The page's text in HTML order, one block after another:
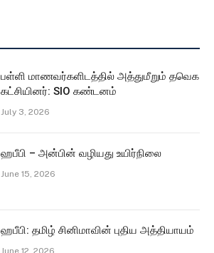
பள்ளி மாணவர்களிடத்தில் அத்துமீறும் தவெக
கட்சியினர்: SIO கண்டனம்
July 3, 2026
ஹபீபி – அன்பின் வழியது உயிர்நிலை
June 15, 2026
ஹபீபி: தமிழ் சினிமாவின் புதிய அத்தியாயம்